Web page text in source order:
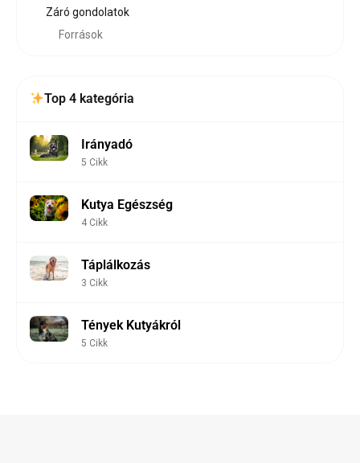
Záró gondolatok
Források
Top 4 kategória
Irányadó
5 Cikk
Kutya Egészség
4 Cikk
Táplálkozás
3 Cikk
Tények Kutyákról
5 Cikk